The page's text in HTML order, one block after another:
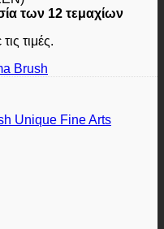
των 12 τεμαχίων
τιμές.
Brush